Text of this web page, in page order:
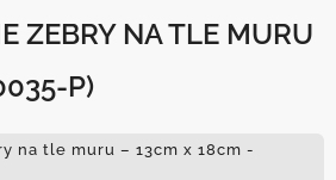
ZEBRY NA TLE MURU
P)
na tle muru – 13cm x 18cm -